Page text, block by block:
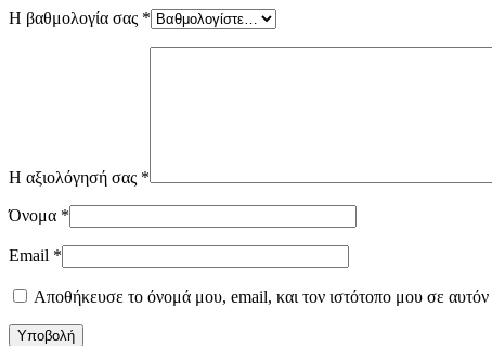
Η βαθμολογία σας *
Η αξιολόγησή σας *
Όνομα *
Email *
Αποθήκευσε το όνομά μου, email, και τον ιστότοπο μου σε